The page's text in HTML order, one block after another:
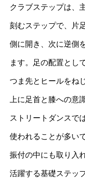
クラブステップは、
刻むステップで、片
側に開き、次に逆側
ます。足の配置とし
つま先とヒールをね
上に足首と膝への意
ストリートダンスで
使われることが多い
振付の中にも取り入
活躍する基礎ステッ